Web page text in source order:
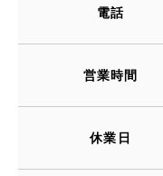
電話
営業時間
休業日